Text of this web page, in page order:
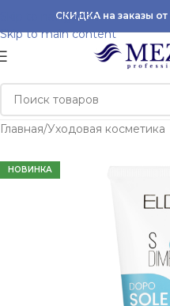
Skip to navigation
Skip to main content
СКИДКА на заказы от
Главная/Уходовая косметика
НОВИНКА